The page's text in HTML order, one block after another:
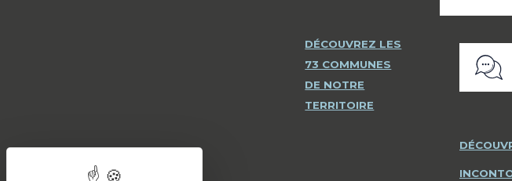
DÉCOUVREZ LES
73 COMMUNES
DE NOTRE
TERRITOIRE